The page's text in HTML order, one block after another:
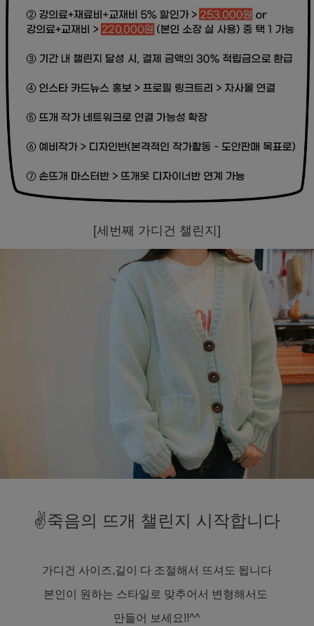
[세번째 가디건 챌린지]
✌️죽음의 뜨개 챌린지 시작합니다
가디건 사이즈,길이 다 조절해서 뜨셔도 됩니다
본인이 원하는 스타일로 맞추어서 변형해서도
만들어 보세요!!^^